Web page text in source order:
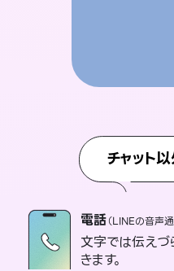
チャット
電話（LINEの音声通
文字では伝えづ
きます。